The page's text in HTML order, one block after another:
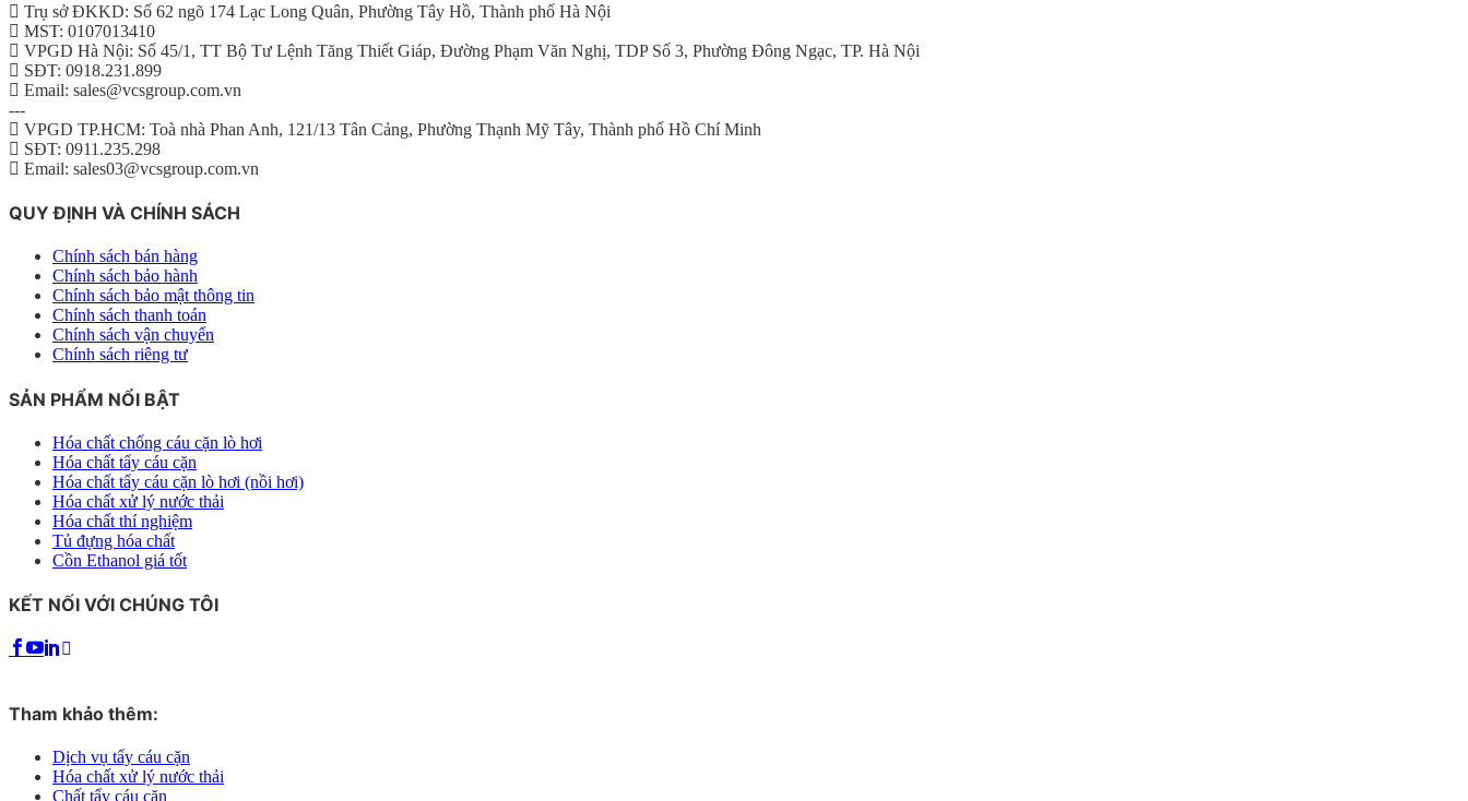
Trụ sở ĐKKD: Số 62 ngõ 174 Lạc Long Quân, Phường Tây Hồ, Thành phố Hà Nội
MST: 0107013410
VPGD Hà Nội: Số 45/1, TT Bộ Tư Lệnh Tăng Thiết Giáp, Đường Phạm Văn Nghị, TDP Số 3, Phường Đông Ngạc, TP. Hà Nội
SĐT: 0918.231.899
Email: sales@vcsgroup.com.vn
---
VPGD TP.HCM: Toà nhà Phan Anh, 121/13 Tân Cảng, Phường Thạnh Mỹ Tây, Thành phố Hồ Chí Minh
SĐT: 0911.235.298
Email: sales03@vcsgroup.com.vn
QUY ĐỊNH VÀ CHÍNH SÁCH
Chính sách bán hàng
Chính sách bảo hành
Chính sách bảo mật thông tin
Chính sách thanh toán
Chính sách vận chuyển
Chính sách riêng tư
SẢN PHẨM NỔI BẬT
Hóa chất chống cáu cặn lò hơi
Hóa chất tẩy cáu cặn
Hóa chất tẩy cáu cặn lò hơi (nồi hơi)
Hóa chất xử lý nước thải
Hóa chất thí nghiệm
Tủ đựng hóa chất
Cồn Ethanol giá tốt
KẾT NỐI VỚI CHÚNG TÔI
Tham khảo thêm:
Dịch vụ tẩy cáu cặn
Hóa chất xử lý nước thải
Chất tẩy cáu cặn